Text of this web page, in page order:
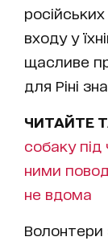
входу у
щасливе
для Ріні
ЧИТАЙТЕ
собаку під
ними
не вдома